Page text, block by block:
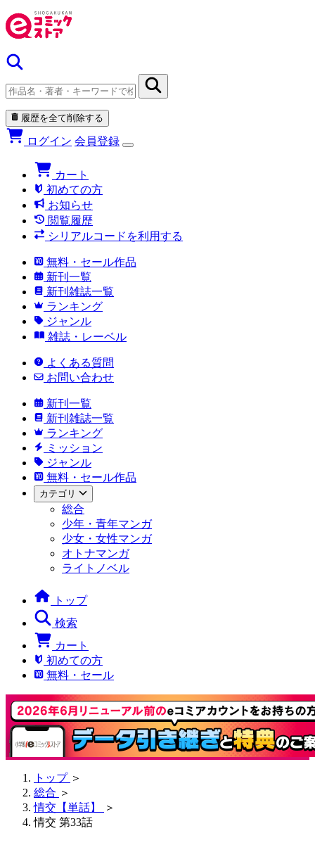
履歴を全て削除する
ログイン 会員登録
カート
初めての方
お知らせ
閲覧履歴
シリアルコードを利用する
無料・セール作品
新刊一覧
新刊雑誌一覧
ランキング
ジャンル
雑誌・レーベル
よくある質問
お問い合わせ
新刊一覧
新刊雑誌一覧
ランキング
ミッション
ジャンル
無料・セール作品
カテゴリ
総合
少年・青年マンガ
少女・女性マンガ
オトナマンガ
ライトノベル
トップ
検索
カート
初めての方
無料・セール
トップ ＞
総合 ＞
情交【単話】
＞
情交 第33話